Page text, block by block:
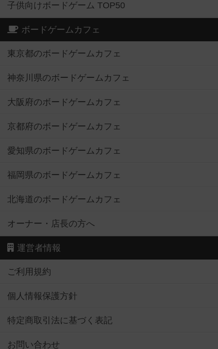
子供向けボードゲーム TOP50
ボードゲームカフェ
東京都のボードゲームカフェ
神奈川県のボードゲームカフェ
大阪府のボードゲームカフェ
京都府のボードゲームカフェ
愛知県のボードゲームカフェ
福岡県のボードゲームカフェ
北海道のボードゲームカフェ
オーナー・店長の方へ
運営者情報
ご利用規約
個人情報保護方針
特定商取引法に基づく表記
お問い合わせ